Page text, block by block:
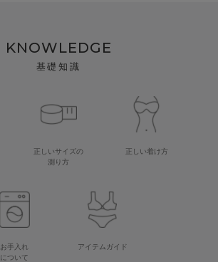
KNOWLEDGE
基礎知識
正しいサイズの
測り方
正しい着け方
お手入れ
について
アイテムガイド